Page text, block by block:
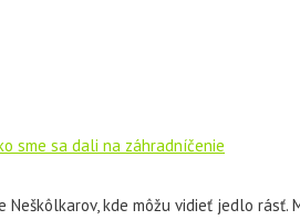
sme sa dali na záhradníčenie
kde môžu vidieť jedlo